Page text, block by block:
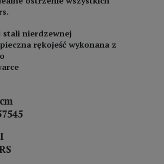
nierdzewnej
rękojeść wykonana z